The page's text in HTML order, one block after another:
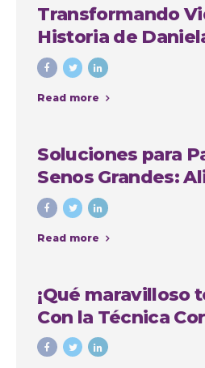
Transformando
Historia de
Nuestro Grupo
Medellín
Read more
Soluciones para
Senos Grandes:
de Espalda,
Comodidad y
la Autoestima
Read more
¡Qué maravilloso
Con la Técnica